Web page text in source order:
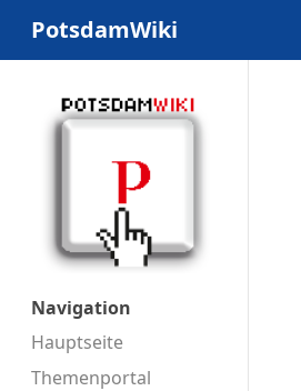
PotsdamWiki
Navigation
Hauptseite
Themenportal